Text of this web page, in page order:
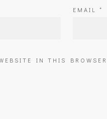
EMAIL *
IN THIS